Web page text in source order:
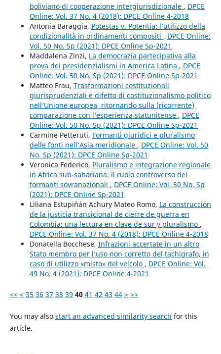
boliviano di cooperazione intergiurisdizionale , DPCE
Online: Vol. 37 No. 4 (2018): DPCE Online 4-2018
Antonia Baraggia, Potestas v. Potentia: l’utilizzo della
condizionalità in ordinamenti compositi , DPCE Online:
Vol. 50 No. Sp (2021): DPCE Online Sp-2021
Maddalena Zinzi, La democrazia partecipativa alla
prova dei presidenzialismi in America Latina , DPCE
Online: Vol. 50 No. Sp (2021): DPCE Online Sp-2021
Matteo Frau, Trasformazioni costituzionali
giurisprudenziali e difetto di costituzionalismo politico
nell’Unione europea, ritornando sulla (ricorrente)
comparazione con l’esperienza statunitense , DPCE
Online: Vol. 50 No. Sp (2021): DPCE Online Sp-2021
Carmine Petteruti, Formanti giuridici e pluralismo
delle fonti nell’Asia meridionale , DPCE Online: Vol. 50
No. Sp (2021): DPCE Online Sp-2021
Veronica Federico, Pluralismo e integrazione regionale
in Africa sub-sahariana: il ruolo controverso dei
formanti sovranazionali , DPCE Online: Vol. 50 No. Sp
(2021): DPCE Online Sp-2021
Liliana Estupiñán Achury Mateo Romo, La construcción
de la justicia transicional de cierre de guerra en
Colombia: una lectura en clave de sur y pluralismo ,
DPCE Online: Vol. 37 No. 4 (2018): DPCE Online 4-2018
Donatella Bocchese, Infrazioni accertate in un altro
Stato membro per l’uso non corretto del tachigrafo, in
caso di utilizzo «misto» del veicolo , DPCE Online: Vol.
49 No. 4 (2021): DPCE Online 4-2021
<< < 35 36 37 38 39 40 41 42 43 44 > >>
You may also start an advanced similarity search for this
article.